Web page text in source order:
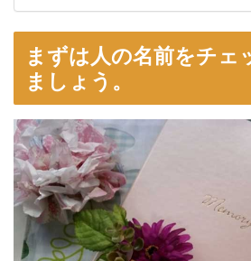
まずは人の名前をチェ
ましょう。